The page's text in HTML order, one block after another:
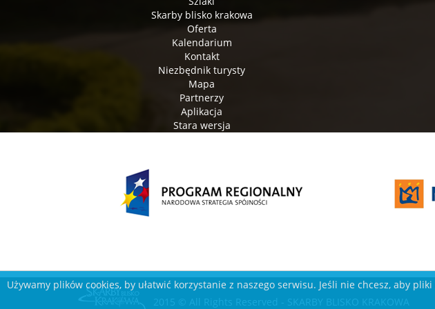
Skarby blisko krakowa
Oferta
Kalendarium
Kontakt
Niezbędnik turysty
Mapa
Partnerzy
Aplikacja
Stara wersja
Używamy plików cookies, by ułatwić korzystanie z naszego serwisu. Jeśli nie chcesz, aby